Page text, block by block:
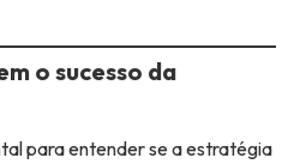
o sucesso da
para entender se a estratégia